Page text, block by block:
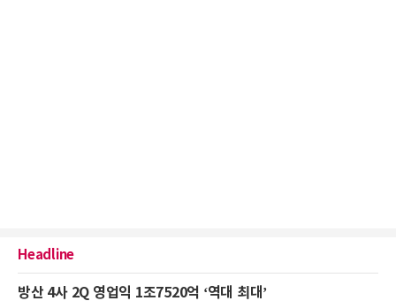
Headline
방산 4사 2Q 영업익 1조7520억 ‘역대 최대’